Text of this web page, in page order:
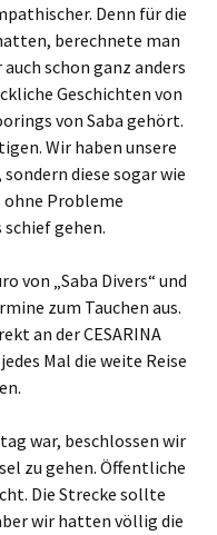
Denn für die
berechnete man
schon ganz anders
Geschichten von
von Saba gehört.
Wir haben unsere
diese sogar wie
Probleme
gehen.
von „Saba Divers“ und
zum Tauchen aus.
an der CESARINA
Mal die weite Reise
war, beschlossen wir
zu gehen. Öffentliche
Die Strecke sollte
wir hatten völlig die